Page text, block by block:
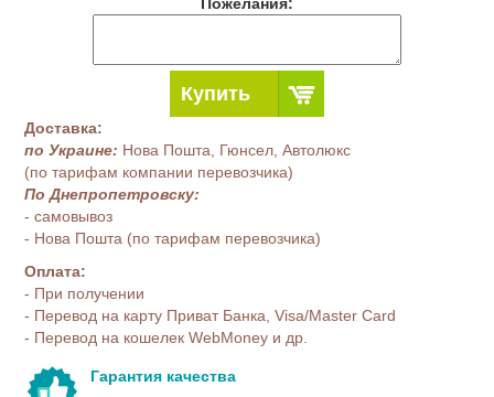
Купить
Доставка:
по Украине: Нова Пошта, Гюнсел, Автолюкс
(по тарифам компании перевозчика)
По Днепропетровску:
- самовывоз
- Нова Пошта (по тарифам перевозчика)
Оплата:
- При получении
- Перевод на карту Приват Банка, Visa/Master Card
- Перевод на кошелек WebMoney и др.
Гарантия качества